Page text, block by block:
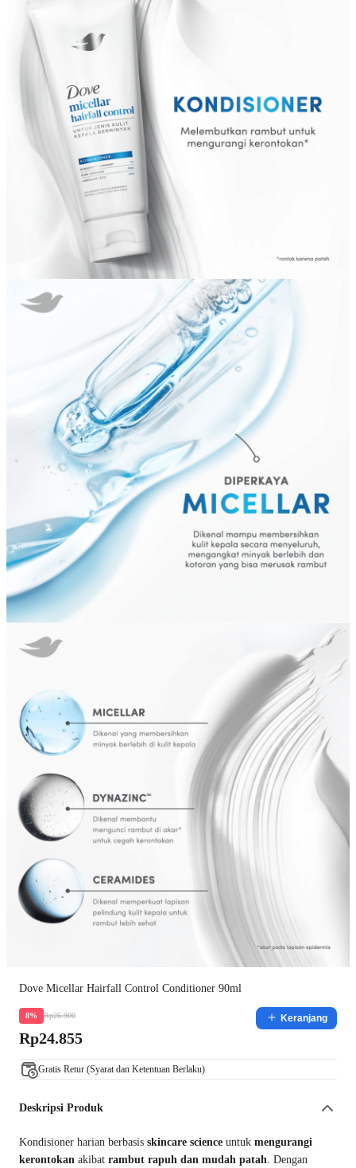
Dove Micellar Hairfall Control Conditioner 90ml
8% Rp26.900
Rp24.855
Keranjang
Gratis Retur (Syarat dan Ketentuan Berlaku)
Deskripsi Produk
Kondisioner harian berbasis skincare science untuk mengurangi
kerontokan akibat rambut rapuh dan mudah patah. Dengan